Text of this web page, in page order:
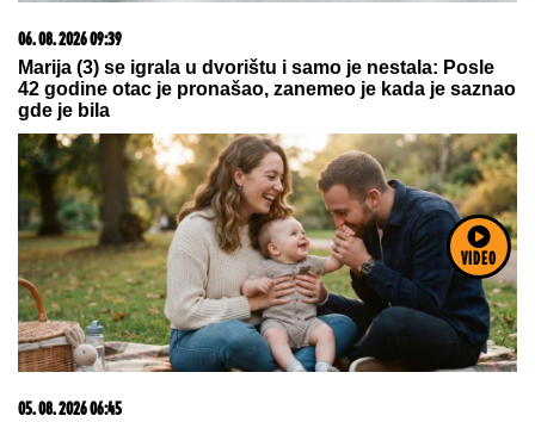
VIDEO
06. 08. 2026 09:39
Marija (3) se igrala u dvorištu i samo je nestala: Posle
42 godine otac je pronašao, zanemeo je kada je saznao
gde je bila
05. 08. 2026 06:45